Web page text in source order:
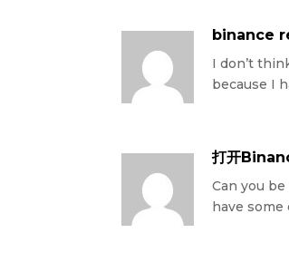
binance
I don’t
because I
打开
Can you
have